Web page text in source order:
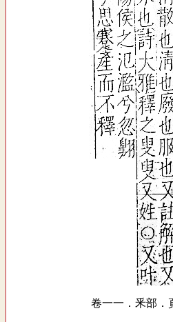
卷一一．釆部．